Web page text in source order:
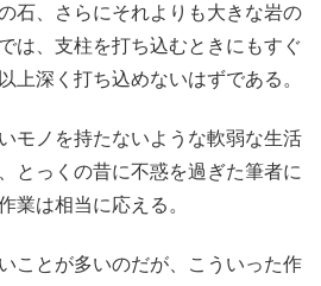
石、さらにそれよりも大きな岩の
は、支柱を打ち込むときにもすぐ
上深く打ち込めないはずである。
モノを持たないような軟弱な生活
とっくの昔に不惑を過ぎた筆者に
業は相当に応える。
ことが多いのだが、こういった作